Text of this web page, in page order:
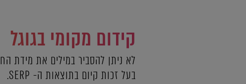
קידום מקומי בגוגל
לא ניתן להסביר במילים את מידת
בעל זכות קיום בתוצאות ה- SERP.